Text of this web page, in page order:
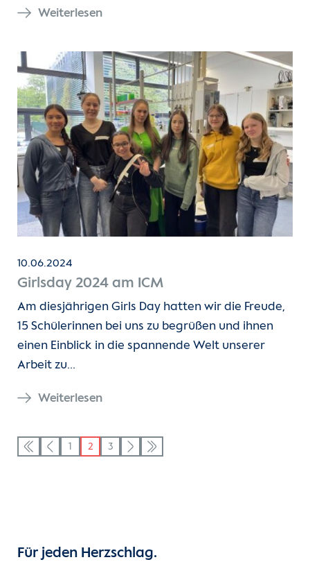
Weiterlesen
10.06.2024
Girlsday 2024 am ICM
Am diesjährigen Girls Day hatten wir die Freude,
15 Schülerinnen bei uns zu begrüßen und ihnen
einen Einblick in die spannende Welt unserer
Arbeit zu…
Weiterlesen
1 2 3
Für jeden Herzschlag.